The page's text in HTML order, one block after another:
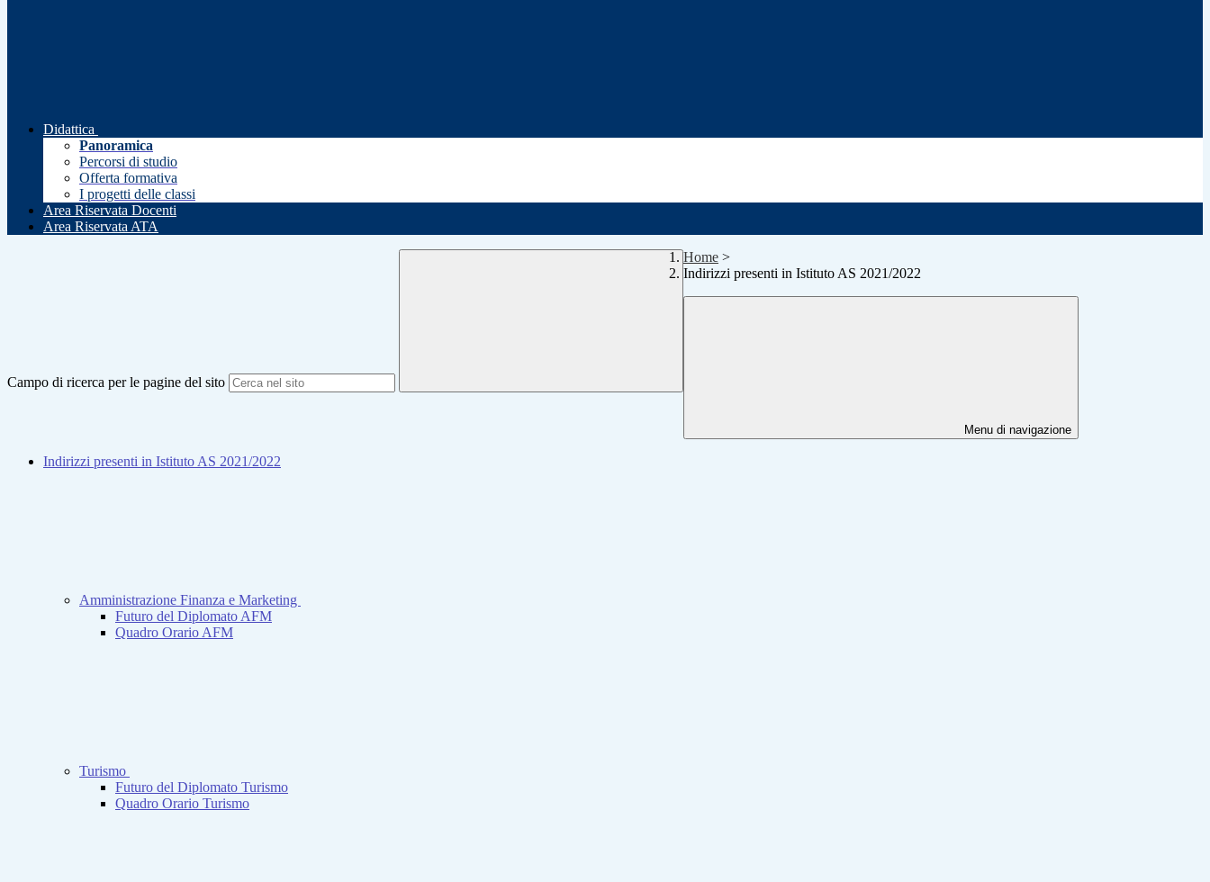
Didattica
Panoramica
Percorsi di studio
Offerta formativa
I progetti delle classi
Area Riservata Docenti
Area Riservata ATA
Campo di ricerca per le pagine del sito
Home >
Indirizzi presenti in Istituto AS 2021/2022
Menu di navigazione
Indirizzi presenti in Istituto AS 2021/2022
Amministrazione Finanza e Marketing
Futuro del Diplomato AFM
Quadro Orario AFM
Turismo
Futuro del Diplomato Turismo
Quadro Orario Turismo